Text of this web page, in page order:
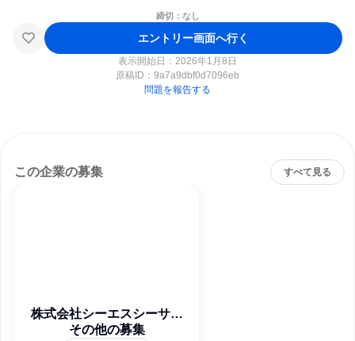
締切：なし
エントリー画面へ行く
表示開始日：2026年1月8日
原稿ID： 9a7a9dbf0d7096eb
問題を報告する
この企業の募集 すべて見る
株式会社シーエスシーサー
ビス
その他の募集